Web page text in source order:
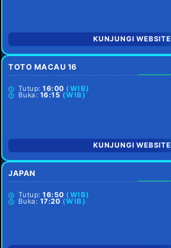
KUNJUNGI WEBSITE
TOTO MACAU 16
Tutup:16:00 (WIB)
Buka: 16:15 (WIB)
KUNJUNGI WEBSITE
JAPAN
Tutup:16:50 (WIB)
Buka: 17:20 (WIB)